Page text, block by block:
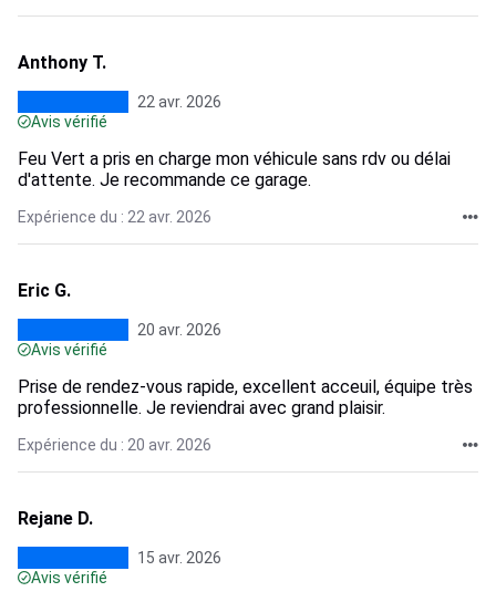
Anthony T.
22 avr. 2026
Avis vérifié
Feu Vert a pris en charge mon véhicule sans rdv ou délai
d'attente. Je recommande ce garage.
Expérience du : 22 avr. 2026
Eric G.
20 avr. 2026
Avis vérifié
Prise de rendez-vous rapide, excellent acceuil, équipe très
professionnelle. Je reviendrai avec grand plaisir.
Expérience du : 20 avr. 2026
Rejane D.
15 avr. 2026
Avis vérifié